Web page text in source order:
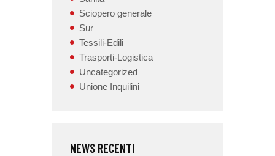
Sciopero generale
Sur
Tessili-Edili
Trasporti-Logistica
Uncategorized
Unione Inquilini
NEWS RECENTI